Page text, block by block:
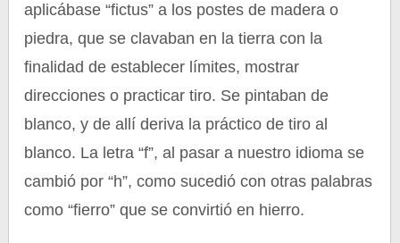
aplicábase “fictus” a los postes de madera o
piedra, que se clavaban en la tierra con la
finalidad de establecer límites, mostrar
direcciones o practicar tiro. Se pintaban de
blanco, y de allí deriva la práctico de tiro al
blanco. La letra “f”, al pasar a nuestro idioma se
cambió por “h”, como sucedió con otras palabras
como “fierro” que se convirtió en hierro.